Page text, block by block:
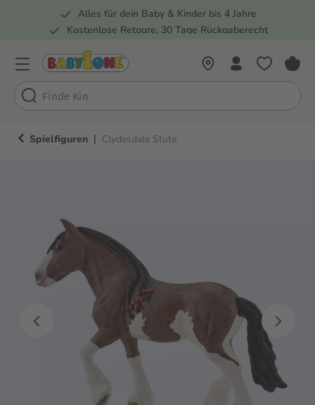
Zur Hauptnavigation springen
Alles für dein Baby & Kinder bis 4 Jahre
Kostenlose Retoure, 30 Tage Rückgaberecht
Spielfiguren | Clydesdale Stute